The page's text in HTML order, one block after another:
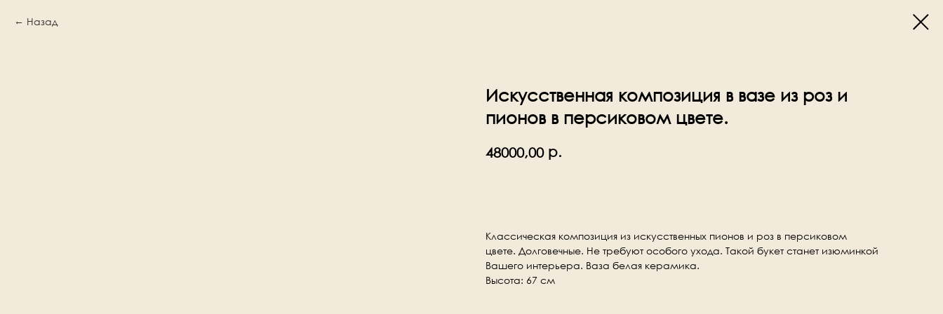
Назад
Искусственная композиция в вазе из роз и
пионов в персиковом цвете.
48000,00 р.
Классическая композиция из искусственных пионов и роз в персиковом
цвете. Долговечные. Не требуют особого ухода. Такой букет станет изюминкой
Вашего интерьера. Ваза белая керамика.
Высота: 67 см